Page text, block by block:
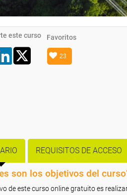
este curso Favoritos
23
REQUISITOS DE ACCESO
son los objetivos del
de este curso online gratuito es